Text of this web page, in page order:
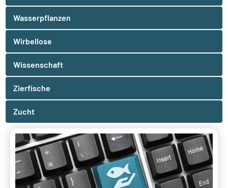
Wasserpflanzen
Wirbellose
Wissenschaft
Zierfische
Zucht